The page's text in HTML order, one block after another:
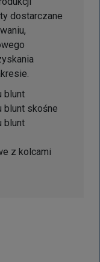
dostarczane
blunt
blunt skośne
blunt
z kolcami